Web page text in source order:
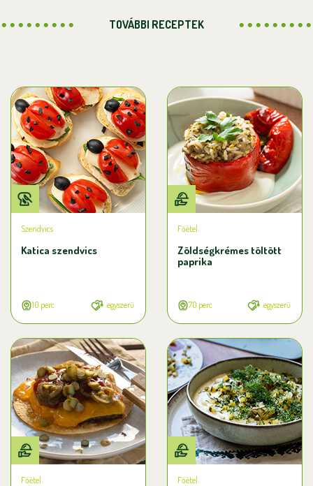
TOVÁBBI RECEPTEK
Szendvics
Katica szendvics
10 perc egyszerű
Főétel
Zöldségkrémes töltött
paprika
70 perc egyszerű
Főétel Főétel